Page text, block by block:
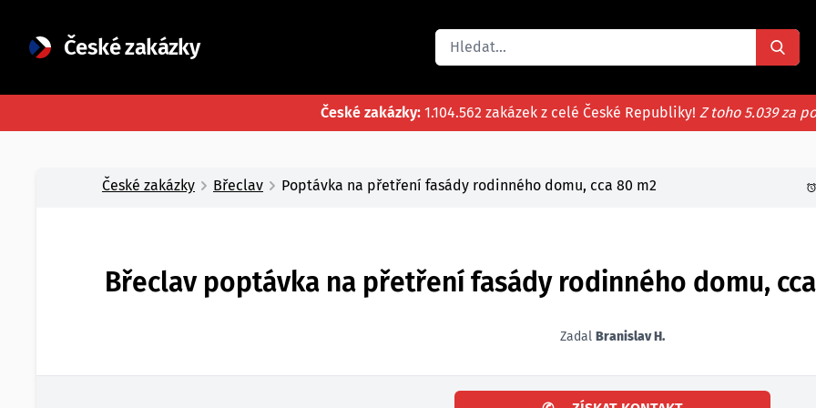
České zakázky
České zakázky: 1.104.562 zakázek z celé České Republiky! Z toho 5.039 za
České zakázky Břeclav Poptávka na přetření fasády rodinného domu, cca 80 m2
Břeclav poptávka na přetření fasády rodinného domu,
Zadal Branislav H.